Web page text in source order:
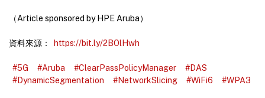
（Article sponsored by HPE Aruba）
資料來源： https://bit.ly/2BOlHwh
#5G #Aruba #ClearPassPolicyManager
#DAS
#DynamicSegmentation
#NetworkSlicing #WiFi6 #WPA3